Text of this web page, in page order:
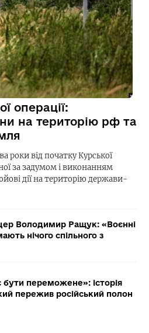
операції:
на територію рф та
роки від початку Курської
за задумом і виконанням
дії на територію держави-
Володимир Ращук: «Воєнні
нічого спільного з
переможене»: історія
пережив російський полон